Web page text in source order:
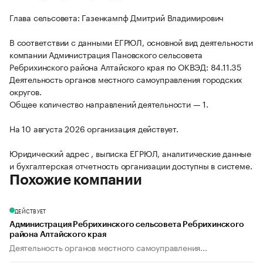
Глава сельсовета: Газенкампф Дмитрий Владимирович
В соответствии с данными ЕГРЮЛ, основной вид деятельности
компании Администрация Пановского сельсовета
Ребрихинского района Алтайского края по ОКВЭД: 84.11.35
Деятельность органов местного самоуправления городских
округов.
Общее количество направлений деятельности — 1.
На 10 августа 2026 организация действует.
Юридический адрес , выписка ЕГРЮЛ, аналитические данные
и бухгалтерская отчетность организации доступны в системе.
Похожие компании
ДЕЙСТВУЕТ
Администрация Ребрихинского сельсовета Ребрихинского
района Алтайского края
Деятельность органов местного самоуправления...